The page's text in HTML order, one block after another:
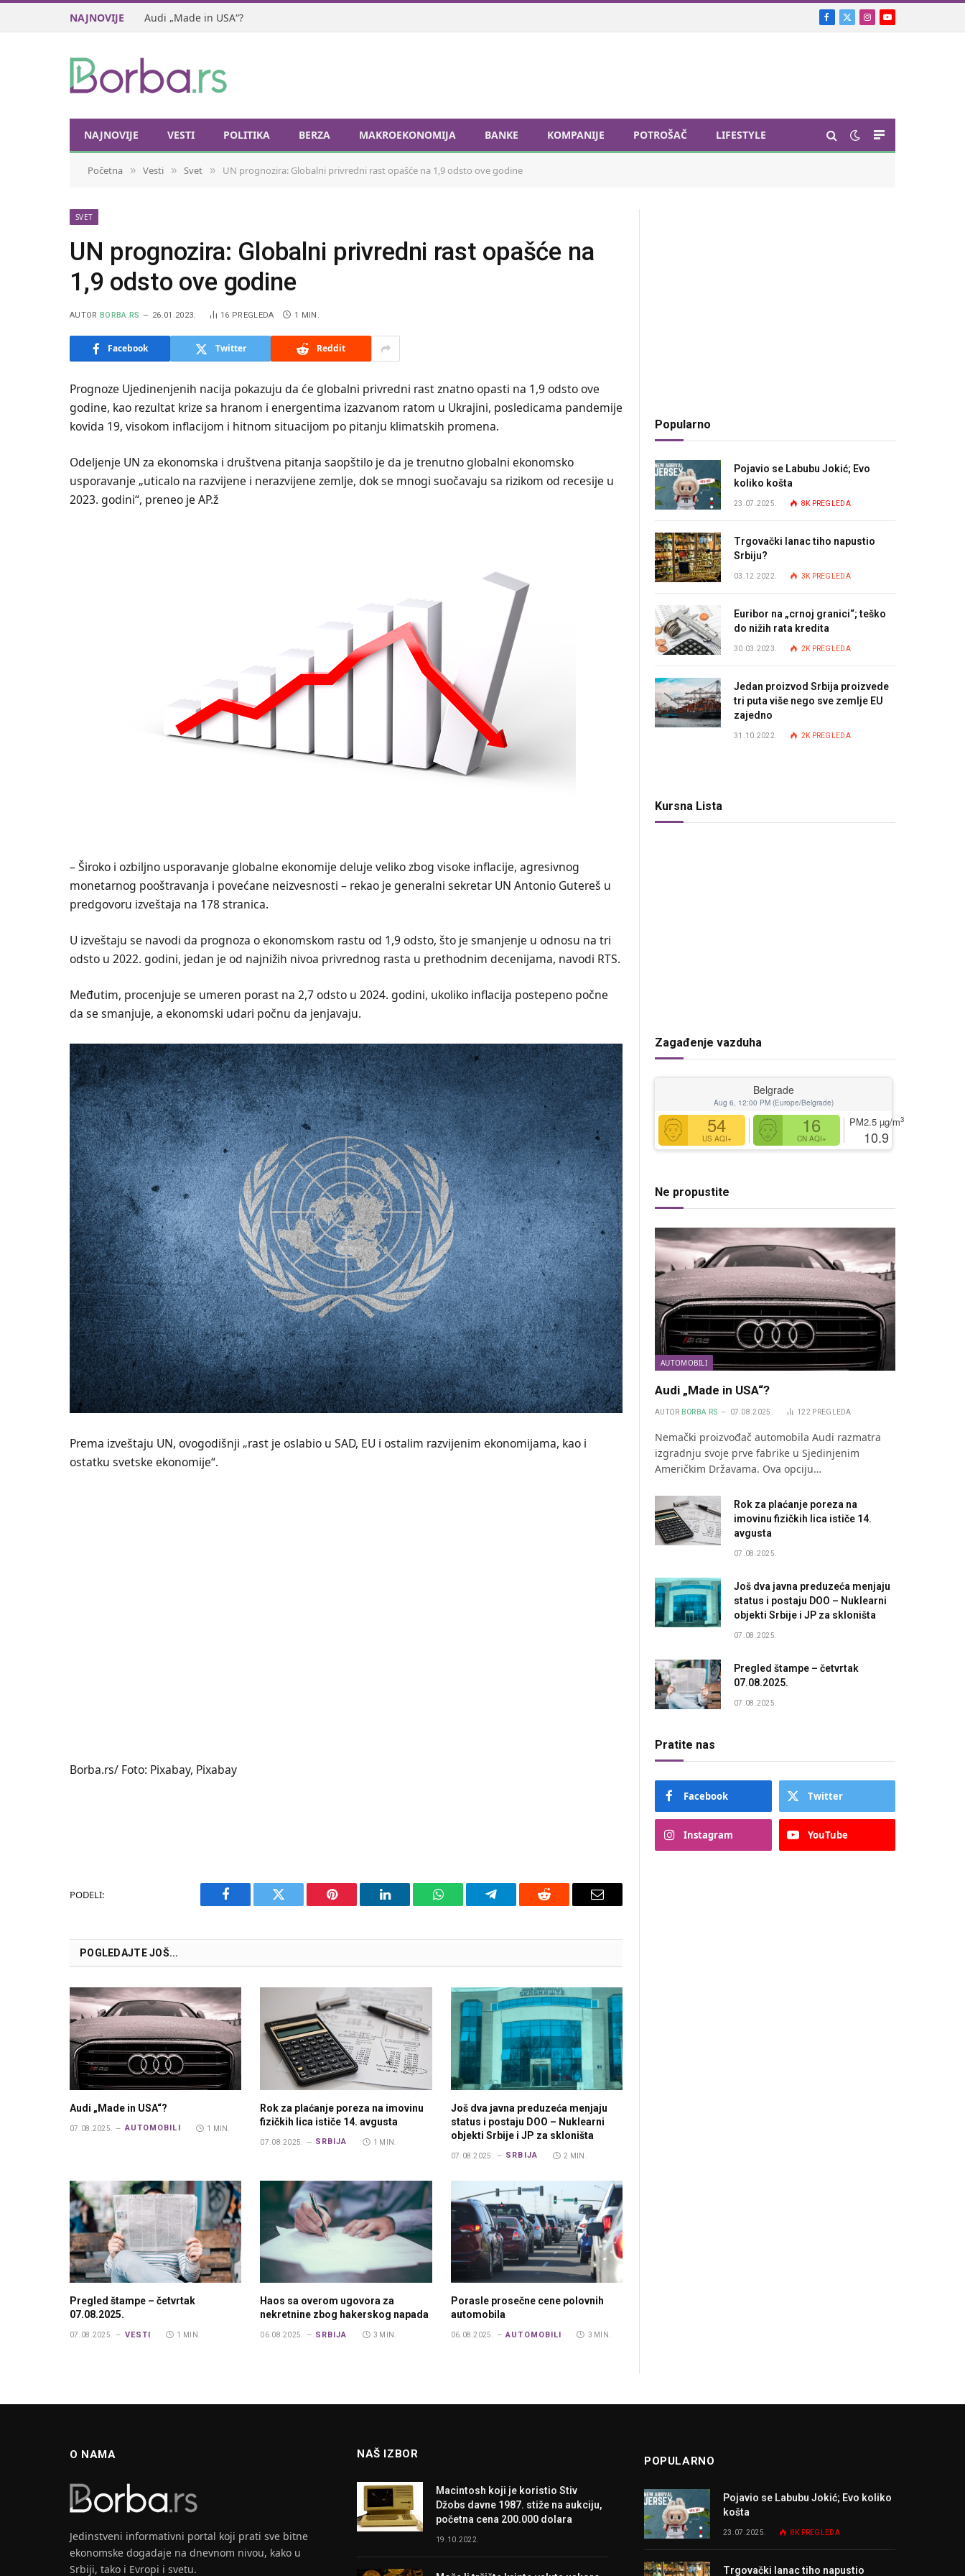
NAJNOVIJE Audi „Made in USA“? Facebook
X
Instagram
YouTube
NAJNOVIJE VESTI POLITIKA BERZA MAKROEKONOMIJA BANKE KOMPANIJE POTROŠAČ LIFESTYLE
Početna » Vesti » Svet » UN prognozira: Globalni privredni rast opašće na 1,9 odsto ove godine
SVET
UN prognozira: Globalni privredni rast opašće na
1,9 odsto ove godine
AUTOR BORBA.RS 26.01.2023. 16 PREGLEDA 1 MIN.
Facebook Twitter Reddit
Prognoze Ujedinenjenih nacija pokazuju da će globalni privredni rast znatno opasti na 1,9 odsto ove
godine, kao rezultat krize sa hranom i energentima izazvanom ratom u Ukrajini, posledicama pandemije
kovida 19, visokom inflacijom i hitnom situacijom po pitanju klimatskih promena.
Odeljenje UN za ekonomska i društvena pitanja saopštilo je da je trenutno globalni ekonomsko
usporavanje „uticalo na razvijene i nerazvijene zemlje, dok se mnogi suočavaju sa rizikom od recesije u
2023. godini“, preneo je AP.ž
– Široko i ozbiljno usporavanje globalne ekonomije deluje veliko zbog visoke inflacije, agresivnog
monetarnog pooštravanja i povećane neizvesnosti – rekao je generalni sekretar UN Antonio Gutereš u
predgovoru izveštaja na 178 stranica.
U izveštaju se navodi da prognoza o ekonomskom rastu od 1,9 odsto, što je smanjenje u odnosu na tri
odsto u 2022. godini, jedan je od najnižih nivoa privrednog rasta u prethodnim decenijama, navodi RTS.
Međutim, procenjuje se umeren porast na 2,7 odsto u 2024. godini, ukoliko inflacija postepeno počne
da se smanjuje, a ekonomski udari počnu da jenjavaju.
Prema izveštaju UN, ovogodišnji „rast je oslabio u SAD, EU i ostalim razvijenim ekonomijama, kao i
ostatku svetske ekonomije“.
Borba.rs/ Foto: Pixabay, Pixabay
PODELI:
Facebook Twitter Pinterest LinkedIn WhatsAppTelegram Reddit Email
POGLEDAJTE JOŠ...
Audi „Made in USA“?
07.08.2025. AUTOMOBILI 1 MIN.
Rok za plaćanje poreza na imovinu
fizičkih lica ističe 14. avgusta
07.08.2025. SRBIJA 1 MIN.
Još dva javna preduzeća menjaju
status i postaju DOO – Nuklearni
objekti Srbije i JP za skloništa
07.08.2025. SRBIJA 2 MIN.
Pregled štampe – četvrtak
07.08.2025.
07.08.2025. VESTI 1 MIN.
Haos sa overom ugovora za
nekretnine zbog hakerskog napada
06.08.2025. SRBIJA 3 MIN.
Porasle prosečne cene polovnih
automobila
06.08.2025. AUTOMOBILI 3 MIN.
Popularno
Pojavio se Labubu Jokić; Evo
koliko košta
23.07.2025. 8K PREGLEDA
Trgovački lanac tiho napustio
Srbiju?
03.12.2022. 3K PREGLEDA
Euribor na „crnoj granici“; teško
do nižih rata kredita
30.03.2023. 2K PREGLEDA
Jedan proizvod Srbija proizvede
tri puta više nego sve zemlje EU
zajedno
31.10.2022. 2K PREGLEDA
Kursna Lista
Zagađenje vazduha
Belgrade
Aug 6, 12:00 PM (Europe/Belgrade)
54
US AQI+
16
CN AQI+
PM2.5 µg/m3
10.9
Ne propustite
AUTOMOBILI
Audi „Made in USA“?
AUTOR BORBA.RS 07.08.2025. 122 PREGLEDA
Nemački proizvođač automobila Audi razmatra
izgradnju svoje prve fabrike u Sjedinjenim
Američkim Državama. Ova opciju…
Rok za plaćanje poreza na
imovinu fizičkih lica ističe 14.
avgusta
07.08.2025.
Još dva javna preduzeća menjaju
status i postaju DOO – Nuklearni
objekti Srbije i JP za skloništa
07.08.2025.
Pregled štampe – četvrtak
07.08.2025.
07.08.2025.
Pratite nas
Facebook Twitter
Instagram YouTube
O NAMA
Jedinstveni informativni portal koji prati sve bitne
ekonomske dogadaje na dnevnom nivou, kako u
Srbiji, tako i Evropi i svetu.
NAŠ IZBOR
Macintosh koji je koristio Stiv
Džobs davne 1987. stiže na aukciju,
početna cena 200.000 dolara
19.10.2022.
POPULARNO
Pojavio se Labubu Jokić; Evo koliko
košta
23.07.2025. 8K PREGLEDA
Trgovački lanac tiho napustio